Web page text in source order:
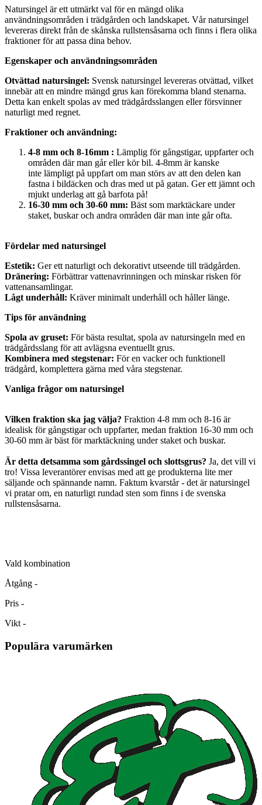
Natursingel är ett utmärkt val för en mängd olika
användningsområden i trädgården och landskapet. Vår natursingel
levereras direkt från de skånska rullstensåsarna och finns i flera olika
fraktioner för att passa dina behov.
Egenskaper och användningsområden
Otvättad natursingel: Svensk natursingel levereras otvättad, vilket
innebär att en mindre mängd grus kan förekomma bland stenarna.
Detta kan enkelt spolas av med trädgårdsslangen eller försvinner
naturligt med regnet.
Fraktioner och användning:
4-8 mm och 8-16mm : Lämplig för gångstigar, uppfarter och
områden där man går eller kör bil. 4-8mm är kanske
inte lämpligt på uppfart om man störs av att den delen kan
fastna i bildäcken och dras med ut på gatan. Ger ett jämnt och
mjukt underlag att gå barfota på!
16-30 mm och 30-60 mm: Bäst som marktäckare under
staket, buskar och andra områden där man inte går ofta.
Fördelar med natursingel
Estetik: Ger ett naturligt och dekorativt utseende till trädgården.
Dränering: Förbättrar vattenavrinningen och minskar risken för
vattenansamlingar.
Lågt underhåll: Kräver minimalt underhåll och håller länge.
Tips för användning
Spola av gruset: För bästa resultat, spola av natursingeln med en
trädgårdsslang för att avlägsna eventuellt grus.
Kombinera med stegstenar: För en vacker och funktionell
trädgård, komplettera gärna med våra stegstenar.
Vanliga frågor om natursingel
Vilken fraktion ska jag välja? Fraktion 4-8 mm och 8-16 är
idealisk för gångstigar och uppfarter, medan fraktion 16-30 mm och
30-60 mm är bäst för marktäckning under staket och buskar.
Är detta detsamma som gårdssingel och slottsgrus? Ja, det vill vi
tro! Vissa leverantörer envisas med att ge produkterna lite mer
säljande och spännande namn. Faktum kvarstår - det är natursingel
vi pratar om, en naturligt rundad sten som finns i de svenska
rullstensåsarna.
Vald kombination
Åtgång -
Pris -
Vikt -
Populära varumärken